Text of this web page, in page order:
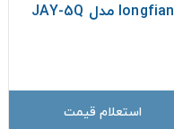
longfian مدل JAY-5Q
استعلام قیمت